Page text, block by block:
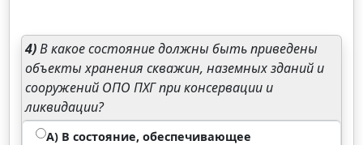
4)В какое состояние должны быть приведены
объекты хранения скважин, наземных зданий и
сооружений ОПО ПХГ при консервации и
ликвидации?
А) В состояние, обеспечивающее